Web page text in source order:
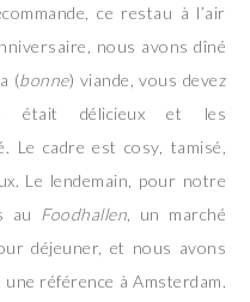
ce restau à l’air
nous avons dîné
(bonne) viande, vous devez
était délicieux et les
Le cadre est cosy, tamisé,
Le lendemain, pour notre
au Foodhallen , un marché
déjeuner, et nous avons
une référence à Amsterdam.